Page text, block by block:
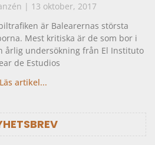
13 oktober, 2017
är Balearernas största
Mest kritiska är de som bor i
årlig undersökning från El Instituto
de Estudios
Läs artikel...